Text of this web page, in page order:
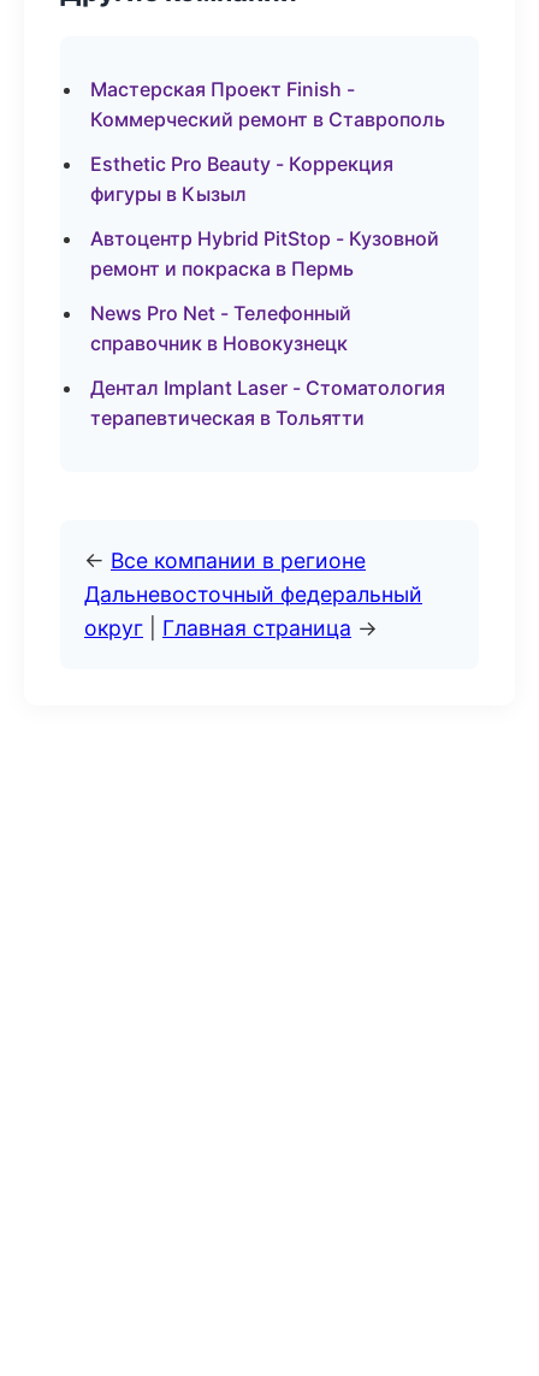
Мастерская Проект Finish -
Коммерческий ремонт в Ставрополь
Esthetic Pro Beauty - Коррекция
фигуры в Кызыл
Автоцентр Hybrid PitStop - Кузовной
ремонт и покраска в Пермь
News Pro Net - Телефонный
справочник в Новокузнецк
Дентал Implant Laser - Стоматология
терапевтическая в Тольятти
← Все компании в регионе
Дальневосточный федеральный
округ
Главная страница →